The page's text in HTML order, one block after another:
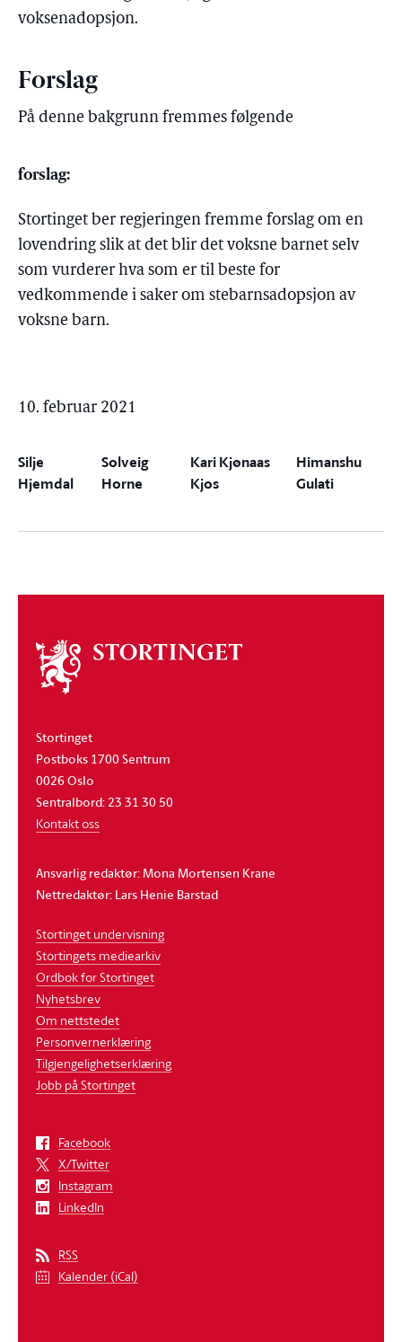
voksenadopsjon.
Forslag
På denne bakgrunn fremmes følgende
forslag:
Stortinget ber regjeringen fremme forslag om en
lovendring slik at det blir det voksne barnet selv
som vurderer hva som er til beste for
vedkommende i saker om stebarnsadopsjon av
voksne barn.
10. februar 2021
Silje
Hjemdal
Solveig
Horne
Kari Kjønaas
Kjos
Himanshu
Gulati
Om
stortinget
Stortinget
Postboks 1700 Sentrum
0026 Oslo
Sentralbord: 23 31 30 50
Kontakt oss
Ansvarlig redaktør: Mona Mortensen Krane
Nettredaktør: Lars Henie Barstad
Stortinget undervisning
Stortingets mediearkiv
Ordbok for Stortinget
Nyhetsbrev
Om nettstedet
Personvernerklæring
Tilgjengelighetserklæring
Jobb på Stortinget
Facebook
X/Twitter
Instagram
LinkedIn
RSS
Kalender (iCal)